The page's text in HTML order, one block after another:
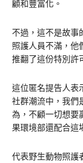
顧和豐富化。
不過，這不是故事
照護人員不滿，他
推翻了這份特別許
這位匿名提告人表
社群潮流中，我們
為，不顧一切想要
果環境部還配合這
代表野生動物照護